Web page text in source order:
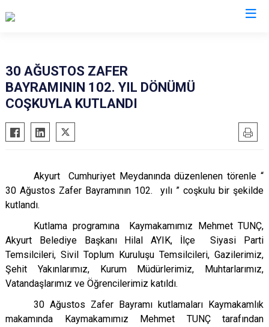
Akyurt
Altındağ
Ayaş
Çamlıdere
Çankaya
Elmadağ
Etimesgut
Evren
Güdül
Haymana
Mamak
Polatlı
Şereflikoçhisar
Sincan
Yenimahalle
Pursaklar
30 AĞUSTOS ZAFER
BAYRAMININ 102. YIL DÖNÜMÜ
COŞKUYLA KUTLANDI
Akyurt Cumhuriyet Meydanında düzenlenen törenle “
30 Ağustos Zafer Bayramının 102. yılı ” coşkulu bir şekilde
kutlandı.
Kutlama programına Kaymakamımız Mehmet TUNÇ,
Akyurt Belediye Başkanı Hilal AYIK, İlçe Siyasi Parti
Temsilcileri, Sivil Toplum Kuruluşu Temsilcileri, Gazilerimiz,
Şehit Yakınlarımız, Kurum Müdürlerimiz, Muhtarlarımız,
Vatandaşlarımız ve Öğrencilerimiz katıldı.
30 Ağustos Zafer Bayramı kutlamaları Kaymakamlık
makamında Kaymakamımız Mehmet TUNÇ tarafından